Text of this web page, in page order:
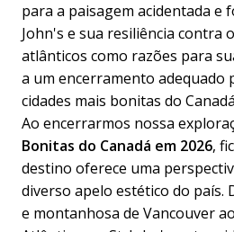
para a paisagem acidentada e
John's e sua resiliência contra
atlânticos como razões para
a um encerramento adequado
cidades mais bonitas do
Ao encerrarmos nossa
Bonitas do Canadá em 2026,
destino oferece uma
diverso apelo estético do país.
e montanhosa de Vancouver